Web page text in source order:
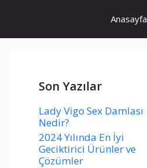
Anasayfa
Son Yazılar
Lady Vigo Sex Damlası
Nedir?
2024 Yılında En İyi
Geciktirici Ürünler ve
Çözümler